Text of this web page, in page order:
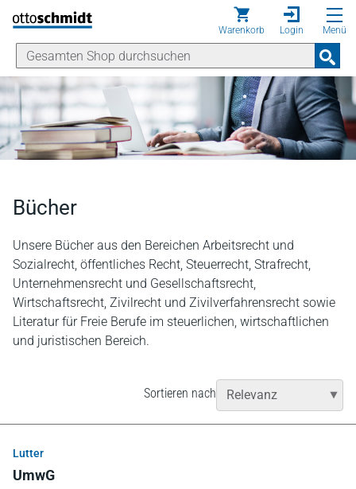
Direkt zum Inhalt
Warenkorb Login Menü
Bücher
Unsere Bücher aus den Bereichen Arbeitsrecht und
Sozialrecht, öffentliches Recht, Steuerrecht, Strafrecht,
Unternehmensrecht und Gesellschaftsrecht,
Wirtschaftsrecht, Zivilrecht und Zivilverfahrensrecht sowie
Literatur für Freie Berufe im steuerlichen, wirtschaftlichen
und juristischen Bereich.
Sortieren nach
Lutter
UmwG